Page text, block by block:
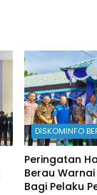
DISKOMINFO
Peringatan
Berau
Bagi Pelaku